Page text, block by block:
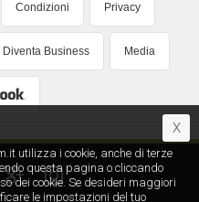
Condizioni Privacy
Diventa Business Media
utilizza i cookie, anche di terze
questa pagina o cliccando
dei cookie. Se desideri maggiori
le impostazioni del tuo
X